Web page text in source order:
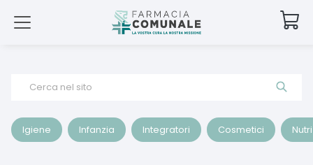
Cerca nel sito
Igiene Infanzia Integratori Cosmetici